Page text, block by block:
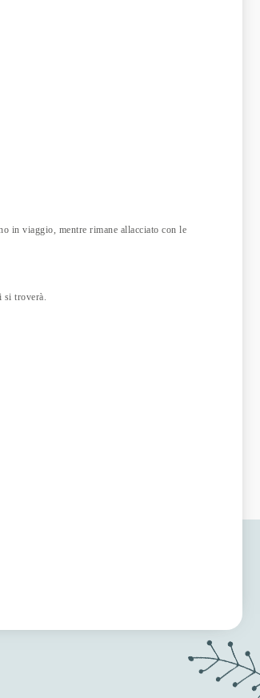
in viaggio, mentre rimane allacciato con le
si troverà.